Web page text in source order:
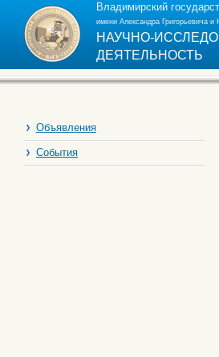
Владимирский
имени Александра Григорьевича и
НАУЧНО-
ДЕЯТЕЛЬНОСТЬ
Объявления
События